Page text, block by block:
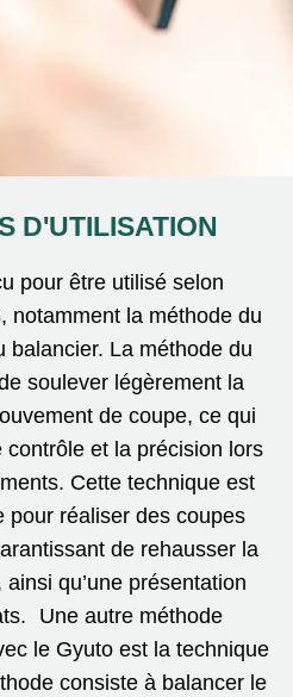
D'UTILISATION
pour être utilisé selon
notamment la méthode du
balancier. La méthode du
soulever légèrement la
de coupe, ce qui
et la précision lors
Cette technique est
pour réaliser des coupes
de rehausser la
qu’une présentation
Une autre méthode
le Gyuto est la technique
consiste à balancer le